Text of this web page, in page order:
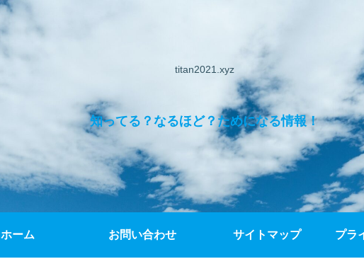
titan2021.xyz
知ってる？なるほど？ためになる情報！
ホーム お問い合わせ サイトマップ プラ